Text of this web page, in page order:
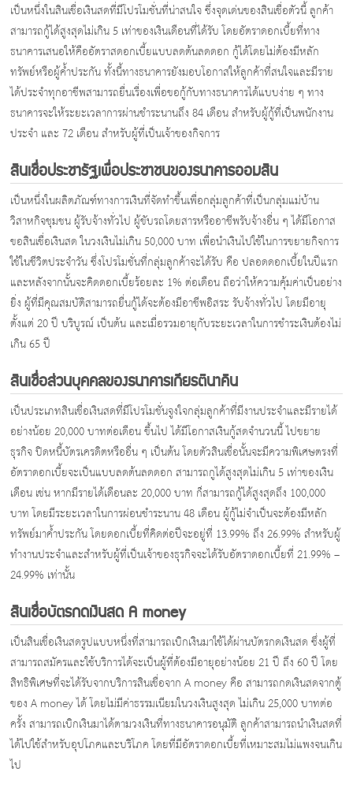
เป็นหนึ่งในสินเชื่อเงินสดที่มีโปรโมชั่นที่น่าสนใจ ซึ่งจุดเด่นของสินเชื่อตัวนี้ ลูกค้า
สามารถกู้ได้สูงสุดไม่เกิน 5 เท่าของเงินเดือนที่ได้รับ โดยอัตราดอกเบี้ยที่ทาง
ธนาคารเสนอให้คืออัตราสดอกเบี้ยแบบลดต้นลดดอก กู้ได้โดยไม่ต้องมีหลัก
ทรัพย์หรือผู้ค้ำประกัน ทั้งนี้ทางธนาคารยังมอบโอกาสให้ลูกค้าที่สนใจและมีราย
ได้ประจำทุกอาชีพสามารถยื่นเรื่องเพื่อขอกู้กับทางธนาคารได้แบบง่าย ๆ ทาง
ธนาคารจะให้ระยะเวลาการผ่านชำระนานถึง 84 เดือน สำหรับผู้กู้ที่เป็นพนักงาน
ประจำ และ 72 เดือน สำหรับผู้ที่เป็นเจ้าของกิจการ
สินเชื่อประชารัฐเพื่อประชาชนของธนาคารออมสิน
เป็นหนึ่งในผลิตภัณฑ์ทางการเงินที่จัดทำขึ้นเพื่อกลุ่มลูกค้าที่เป็นกลุ่มแม่บ้าน
วิสาหกิจชุมชน ผู้รับจ้างทั่วไป ผู้ขับรถโดยสารหรืออาชีพรับจ้างอื่น ๆ ได้มีโอกาส
ขอสินเชื่อเงินสด ในวงเงินไม่เกิน 50,000 บาท เพื่อนำเงินไปใช้ในการขยายกิจการ
ใช้ในชีวิตประจำวัน ซึ่งโปรโมชั่นที่กลุ่มลูกค้าจะได้รับ คือ ปลอดดอกเบี้ยในปีแรก
และหลังจากนั้นจะคิดดอกเบี้ยร้อยละ 1% ต่อเดือน ถือว่าให้ความคุ้มค่าเป็นอย่าง
ยิ่ง ผู้ที่มีคุณสมบัติสามารถยื่นกู้ได้จะต้องมีอาชีพอิสระ รับจ้างทั่วไป โดยมีอายุ
ตั้งแต่ 20 ปี บริบูรณ์ เป็นต้น และเมื่อรวมอายุกับระยะเวลาในการชำระเงินต้องไม่
เกิน 65 ปี
สินเชื่อส่วนบุคคลของธนาคารเกียรตินาคิน
เป็นประเภทสินเชื่อเงินสดที่มีโปรโมชั่นจูงใจกลุ่มลูกค้าที่มีงานประจำและมีรายได้
อย่างน้อย 20,000 บาทต่อเดือน ขึ้นไป ได้มีโอกาสเงินกู้สดจำนวนนี้ ไปขยาย
ธุรกิจ ปิดหนี้บัตรเครดิตหรืออื่น ๆ เป็นต้น โดยตัวสินเชื่อนั้นจะมีความพิเศษตรงที่
อัตราดอกเบี้ยจะเป็นแบบลดต้นลดดอก สามารถกูได้สูงสุดไม่เกิน 5 เท่าของเงิน
เดือน เช่น หากมีรายได้เดือนละ 20,000 บาท ก็สามารถกู้ได้สูงสุดถึง 100,000
บาท โดยมีระยะเวลาในการผ่อนชำระนาน 48 เดือน ผู้กู้ไม่จำเป็นจะต้องมีหลัก
ทรัพย์มาค้ำประกัน โดยดอกเบี้ยที่คิดต่อปีจะอยู่ที่ 13.99% ถึง 26.99% สำหรับผู้
ทำงานประจำและสำหรับผู้ที่เป็นเจ้าของธุรกิจจะได้รับอัตราดอกเบี้ยที่ 21.99% –
24.99% เท่านั้น
สินเชื่อบัตรกดเงินสด A money
เป็นสินเชื่อเงินสดรูปแบบหนึ่งที่สามารถเบิกเงินมาใช้ได้ผ่านบัตรกดเงินสด ซึ่งผู้ที่
สามารถสมัครและใช้บริการได้จะเป็นผู้ที่ต้องมีอายุอย่างน้อย 21 ปี ถึง 60 ปี โดย
สิทธิพิเศษที่จะได้รับจากบริการสินเชื่อจาก A money คือ สามารถกดเงินสดจากตู้
ของ A money ได้ โดยไม่มีค่าธรรมเนียมในวงเงินสูงสุด ไม่เกิน 25,000 บาทต่อ
ครั้ง สามารถเบิกเงินมาได้ตามวงเงินที่ทางธนาคารอนุมัติ ลูกค้าสามารถนำเงินสดที่
ได้ไปใช้สำหรับอุปโภคและบริโภค โดยที่มีอัตราดอกเบี้ยที่เหมาะสมไม่แพงจนเกิน
ไป